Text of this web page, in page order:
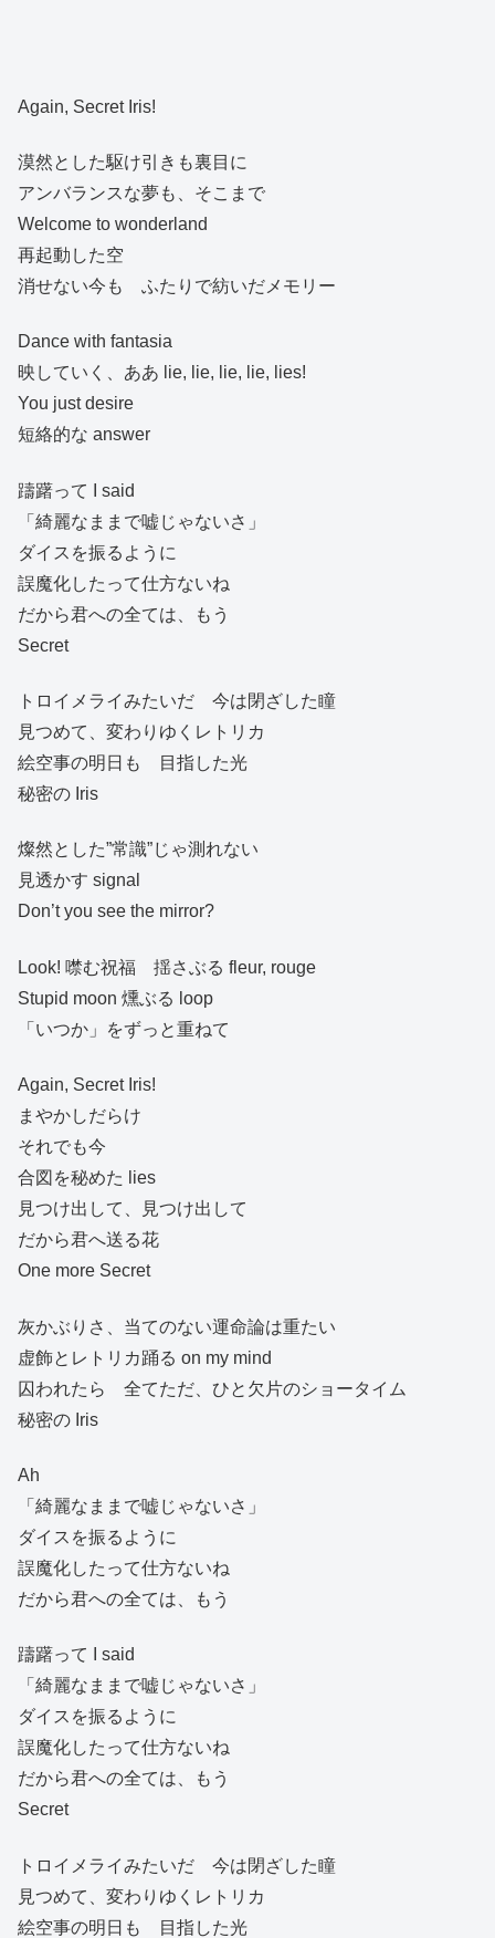
Again, Secret Iris!
漠然とした駆け引きも裏目に
アンバランスな夢も、そこまで
Welcome to wonderland
再起動した空
消せない今も ふたりで紡いだメモリー
Dance with fantasia
映していく、ああ lie, lie, lie, lie, lies!
You just desire
短絡的な answer
躊躇って I said
「綺麗なままで嘘じゃないさ」
ダイスを振るように
誤魔化したって仕方ないね
だから君への全ては、もう
Secret
トロイメライみたいだ 今は閉ざした瞳
見つめて、変わりゆくレトリカ
絵空事の明日も 目指した光
秘密の Iris
燦然とした”常識”じゃ測れない
見透かす signal
Don’t you see the mirror?
Look! 噤む祝福 揺さぶる fleur, rouge
Stupid moon 燻ぶる loop
「いつか」をずっと重ねて
Again, Secret Iris!
まやかしだらけ
それでも今
合図を秘めた lies
見つけ出して、見つけ出して
だから君へ送る花
One more Secret
灰かぶりさ、当てのない運命論は重たい
虚飾とレトリカ踊る on my mind
囚われたら 全てただ、ひと欠片のショータイム
秘密の Iris
Ah
「綺麗なままで嘘じゃないさ」
ダイスを振るように
誤魔化したって仕方ないね
だから君への全ては、もう
躊躇って I said
「綺麗なままで嘘じゃないさ」
ダイスを振るように
誤魔化したって仕方ないね
だから君への全ては、もう
Secret
トロイメライみたいだ 今は閉ざした瞳
見つめて、変わりゆくレトリカ
絵空事の明日も 目指した光